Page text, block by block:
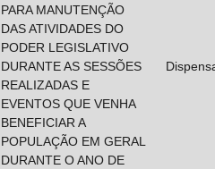
PARA MANUTENÇÃO
DAS ATIVIDADES DO
PODER LEGISLATIVO
DURANTE AS SESSÕES
REALIZADAS E
EVENTOS QUE VENHA
BENEFICIAR A
POPULAÇÃO EM GERAL
DURANTE O ANO DE